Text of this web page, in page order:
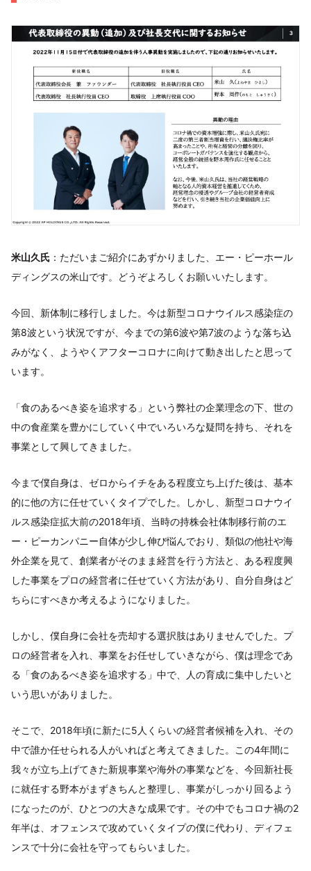
米山久氏 ：ただいまご紹介にあずかりました、エー・ピーホール
ディングスの米山です。どうぞよろしくお願いいたします。
今回、新体制に移行しました。今は新型コロナウイルス感染症の
第8波という状況ですが、今までの第6波や第7波のような落ち込
みがなく、ようやくアフターコロナに向けて動き出したと思って
います。
「食のあるべき姿を追求する」という弊社の企業理念の下、世の
中の食産業を豊かにしていく中でいろいろな疑問を持ち、それを
事業として興してきました。
今まで僕自身は、ゼロからイチをある程度立ち上げた後は、基本
的に他の方に任せていくタイプでした。しかし、新型コロナウイ
ルス感染症拡大前の2018年頃、当時の持株会社体制移行前のエ
ー・ピーカンパニー自体が少し伸び悩んでおり、類似の他社や海
外企業を見て、創業者がそのまま経営を行う方法と、ある程度興
した事業をプロの経営者に任せていく方法があり、自分自身はど
ちらにすべきか考えるようになりました。
しかし、僕自身に会社を売却する選択肢はありませんでした。プ
ロの経営者を入れ、事業をお任せしていきながら、僕は理念であ
る「食のあるべき姿を追求する」中で、人の育成に集中したいと
いう思いがありました。
そこで、2018年頃に新たに5人くらいの経営者候補を入れ、その
中で誰か任せられる人がいればと考えてきました。この4年間に
我々が立ち上げてきた新規事業や海外の事業などを、今回新社長
に就任する野本がまずきちんと整理し、事業がしっかり回るよう
になったのが、ひとつの大きな成果です。その中でもコロナ禍の2
年半は、オフェンスで攻めていくタイプの僕に代わり、ディフェ
ンスで十分に会社を守ってもらいました。